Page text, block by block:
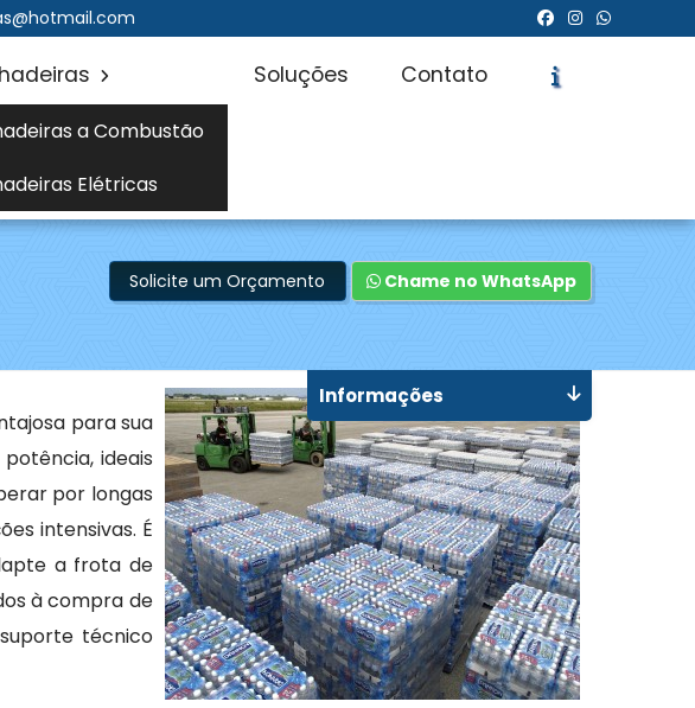
a Combustão
Elétricas
Soluções Contato
Solicite um Orçamento Chame no WhatsApp
para sua
ideais
por longas
intensivas. É
a frota de
à compra de
técnico
Informações